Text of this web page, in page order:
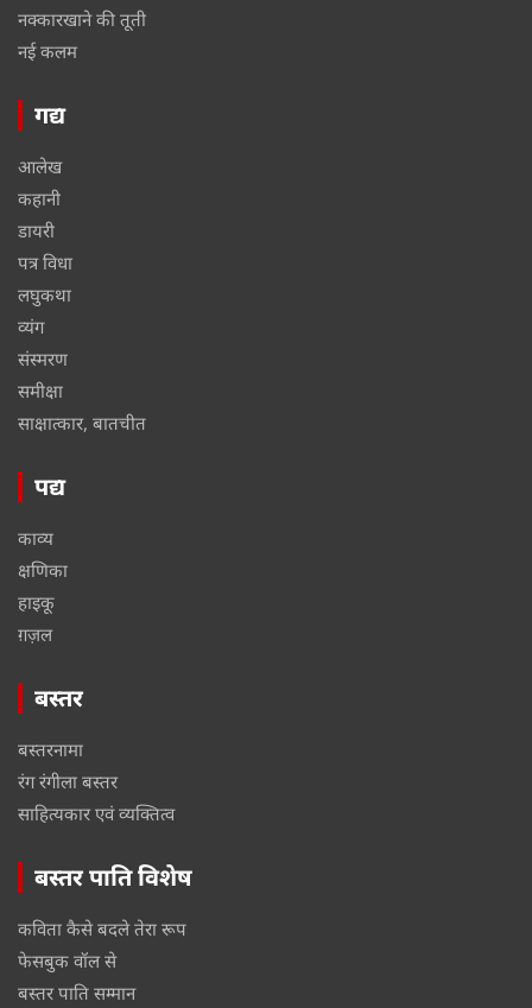
नक्कारखाने की तूती
नई कलम
गद्य
आलेख
कहानी
डायरी
पत्र विधा
लघुकथा
व्यंग
संस्मरण
समीक्षा
साक्षात्कार, बातचीत
पद्य
काव्य
क्षणिका
हाइकू
ग़ज़ल
बस्तर
बस्तरनामा
रंग रंगीला बस्तर
साहित्यकार एवं व्यक्तित्व
बस्तर पाति विशेष
कविता कैसे बदले तेरा रूप
फेसबुक वॉल से
बस्तर पाति सम्मान